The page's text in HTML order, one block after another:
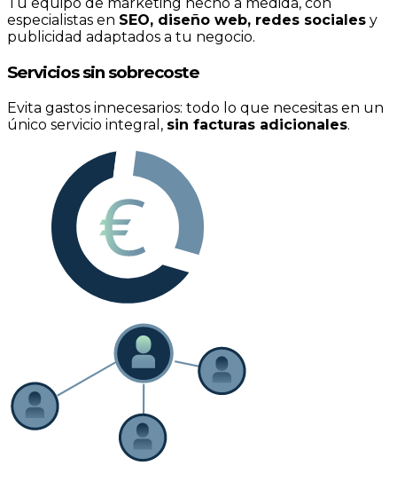
Tu equipo de marketing hecho a medida, con
especialistas en SEO, diseño web, redes sociales y
publicidad adaptados a tu negocio.
Servicios sin sobrecoste
Evita gastos innecesarios: todo lo que necesitas en un
único servicio integral, sin facturas adicionales.